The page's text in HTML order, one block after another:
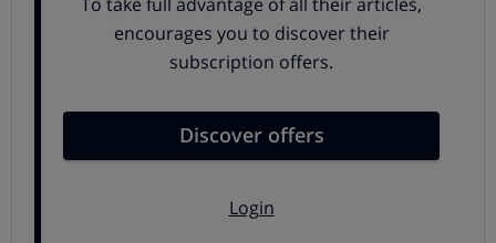
Húmeda Asociada a la Edad (DMAE), una enfermedad
que en España sufren más de 200.000 personas y que
para su tratamiento requiere en un porcentaje
antes mencionados con un coste farmacéutico muy
Novartis, es un medicamento expresamente autorizado